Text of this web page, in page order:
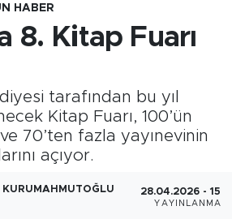
HABER
8. Kitap Fuarı
tarafından bu yıl
Kitap Fuarı, 100’ün
70’ten fazla yayınevinin
açıyor.
KURUMAHMUTOĞLU 28.04.2026 -
YAYINLANMA
Durumu ve Fikstür